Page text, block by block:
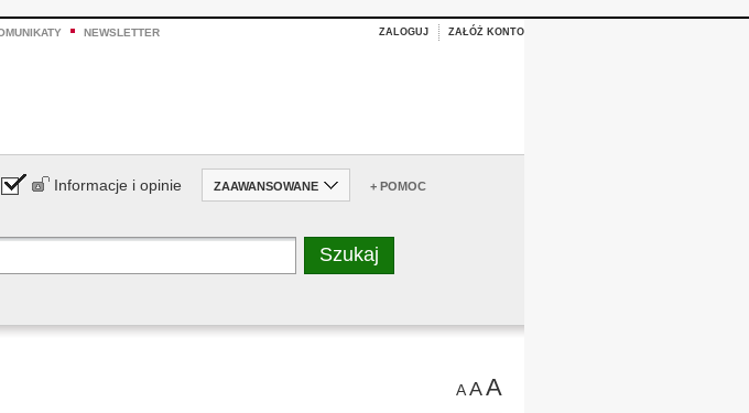
NEWSLETTER ZALOGUJ ZAŁÓŻ KONTO
Informacje i opinie ZAAWANSOWANE + POMOC
AAA